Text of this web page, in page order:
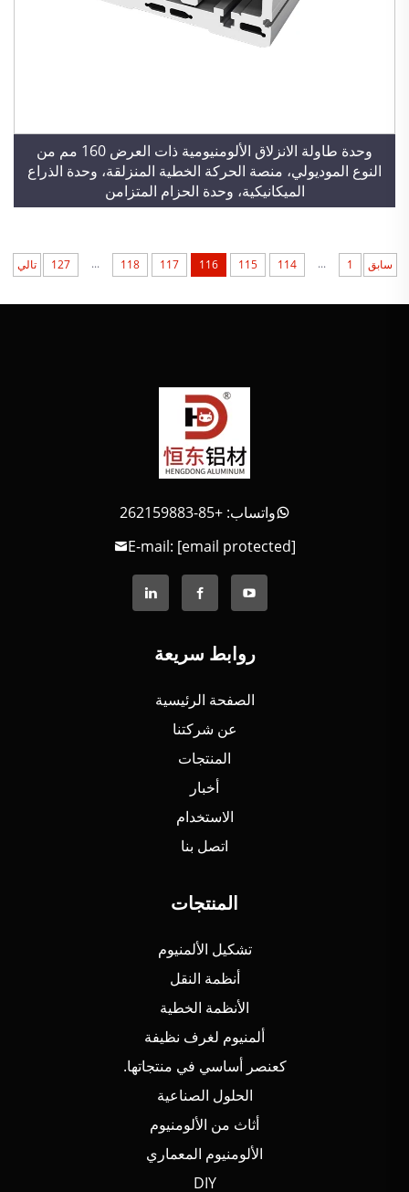
وحدة طاولة الانزلاق الألومنيومية ذات العرض 160 مم من
النوع الموديولي، منصة الحركة الخطية المنزلقة، وحدة الذراع
الميكانيكية، وحدة الحزام المتزامن
سابق 1
...
114
115
116
117
118
...
127 تالي
واتساب: +85-262159883
E-mail: [email protected]
روابط سريعة
الصفحة الرئيسية
عن شركتنا
المنتجات
أخبار
الاستخدام
اتصل بنا
المنتجات
تشكيل الألمنيوم
أنظمة النقل
الأنظمة الخطية
ألمنيوم لغرف نظيفة
كعنصر أساسي في منتجاتها.
الحلول الصناعية
أثاث من الألومنيوم
الألومنيوم المعماري
DIY